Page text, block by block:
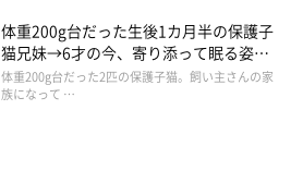
体重200g台だった生後1カ月半の保護子
猫兄妹→6才の今、寄り添って眠る姿に
ほっこり！
体重200g台だった2匹の保護子猫。飼い主さんの家
族になって …